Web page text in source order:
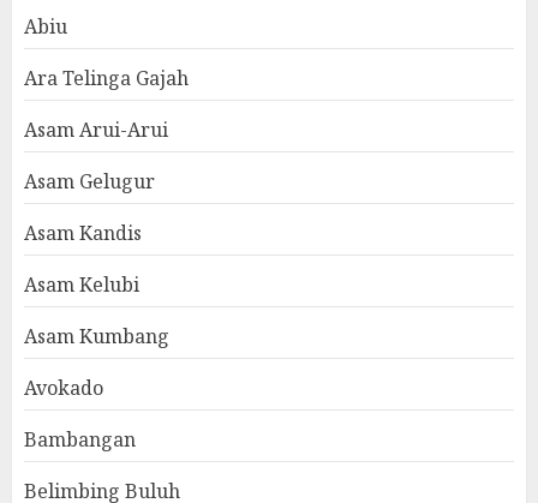
Abiu
Ara Telinga Gajah
Asam Arui-Arui
Asam Gelugur
Asam Kandis
Asam Kelubi
Asam Kumbang
Avokado
Bambangan
Belimbing Buluh